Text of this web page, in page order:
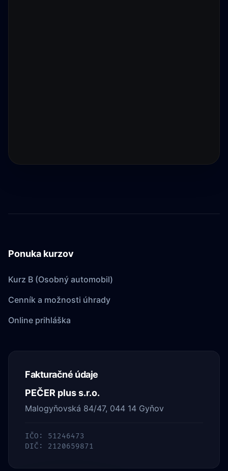
Ponuka kurzov
Kurz B (Osobný automobil)
Cenník a možnosti úhrady
Online prihláška
Fakturačné údaje
PEČER plus s.r.o.
Malogyňovská 84/47, 044 14 Gyňov
IČO: 51246473
DIČ: 2120659871